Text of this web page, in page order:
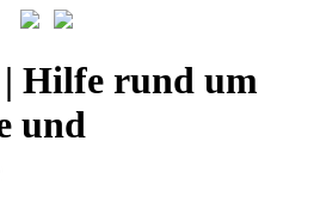
Hilfe rund um
und